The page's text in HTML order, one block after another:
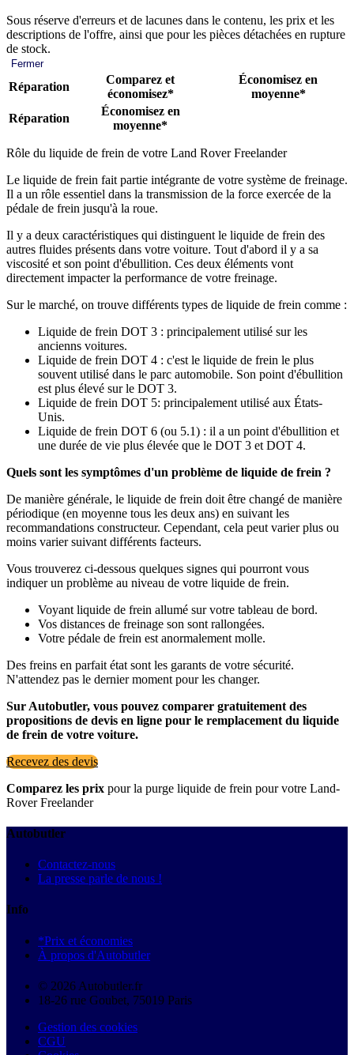
Sous réserve d'erreurs et de lacunes dans le contenu, les prix et les
descriptions de l'offre, ainsi que pour les pièces détachées en rupture
de stock.
Fermer
Réparation
Comparez et
économisez*
Économisez en
moyenne*
Réparation
Économisez en
moyenne*
Rôle du liquide de frein de votre Land Rover Freelander
Le liquide de frein fait partie intégrante de votre système de freinage.
Il a un rôle essentiel dans la transmission de la force exercée de la
pédale de frein jusqu'à la roue.
Il y a deux caractéristiques qui distinguent le liquide de frein des
autres fluides présents dans votre voiture. Tout d'abord il y a sa
viscosité et son point d'ébullition. Ces deux éléments vont
directement impacter la performance de votre freinage.
Sur le marché, on trouve différents types de liquide de frein comme :
Liquide de frein DOT 3 : principalement utilisé sur les
ancienns voitures.
Liquide de frein DOT 4 : c'est le liquide de frein le plus
souvent utilisé dans le parc automobile. Son point d'ébullition
est plus élevé sur le DOT 3.
Liquide de frein DOT 5: principalement utilisé aux États-
Unis.
Liquide de frein DOT 6 (ou 5.1) : il a un point d'ébullition et
une durée de vie plus élevée que le DOT 3 et DOT 4.
Quels sont les symptômes d'un problème de liquide de frein ?
De manière générale, le liquide de frein doit être changé de manière
périodique (en moyenne tous les deux ans) en suivant les
recommandations constructeur. Cependant, cela peut varier plus ou
moins varier suivant différents facteurs.
Vous trouverez ci-dessous quelques signes qui pourront vous
indiquer un problème au niveau de votre liquide de frein.
Voyant liquide de frein allumé sur votre tableau de bord.
Vos distances de freinage son sont rallongées.
Votre pédale de frein est anormalement molle.
Des freins en parfait état sont les garants de votre sécurité.
N'attendez pas le dernier moment pour les changer.
Sur Autobutler, vous pouvez comparer gratuitement des
propositions de devis en ligne pour le remplacement du liquide
de frein de votre voiture.
Recevez des devis
Comparez les prix pour la purge liquide de frein pour votre Land-
Rover Freelander
Autobutler
Contactez-nous
La presse parle de nous !
Info
*Prix et économies
À propos d'Autobutler
© 2026 Autobutler.fr
18-26 rue Goubet, 75019 Paris
Gestion des cookies
CGU